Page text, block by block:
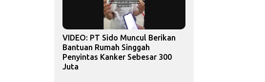
VIDEO: PT Sido Muncul Berikan
Bantuan Rumah Singgah
Penyintas Kanker Sebesar 300
Juta